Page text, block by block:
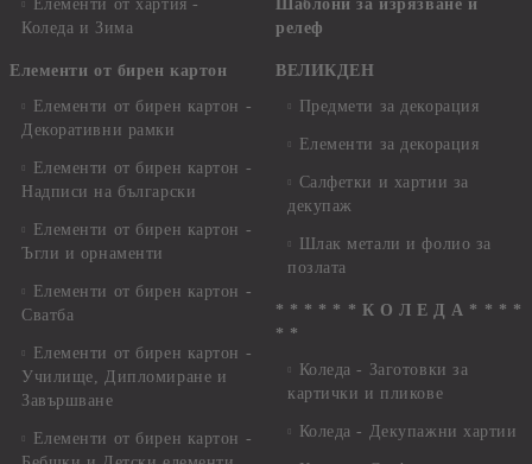
Елементи от хартия -
Коледа и Зима
Елементи от бирен картон
Елементи от бирен картон -
Декоративни рамки
Елементи от бирен картон -
Надписи на български
Елементи от бирен картон -
Ъгли и орнаменти
Елементи от бирен картон -
Сватба
Елементи от бирен картон -
Училище, Дипломиране и
Завършване
Елементи от бирен картон -
Шаблони за изрязване и
релеф
ВЕЛИКДЕН
Предмети за декорация
Елементи за декорация
Салфетки и хартии за
декупаж
Шлак метали и фолио за
позлата
* * * * * * К О Л Е Д А * * * *
* *
Коледа - Заготовки за
картички и пликове
Коледа - Декупажни хартии